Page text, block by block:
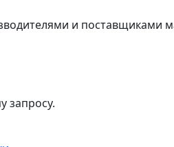
и поставщиками
запросу.